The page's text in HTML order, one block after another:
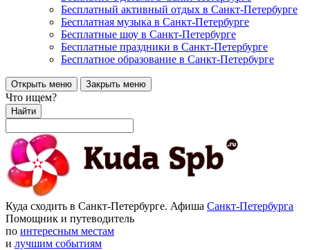
Бесплатный активный отдых в Санкт-Петербурге
Бесплатная музыка в Санкт-Петербурге
Бесплатные шоу в Санкт-Петербурге
Бесплатные праздники в Санкт-Петербурге
Бесплатное образование в Санкт-Петербурге
Открыть меню Закрыть меню
Что ищем?
Найти
Куда сходить в Санкт-Петербурге. Афиша Санкт-Петербурга
Помощник и путеводитель
по интересным местам
и лучшим событиям